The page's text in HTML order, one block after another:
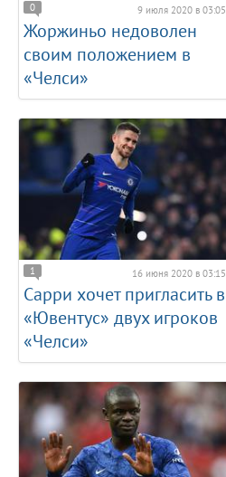
0 9 июля 2020 в 03:05
Жоржиньо недоволен
своим положением в
«Челси»
1 16 июня 2020 в 03:15
Сарри хочет пригласить в
«Ювентус» двух игроков
«Челси»